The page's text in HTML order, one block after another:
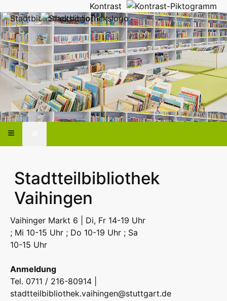
Kontrast
Stadtteilbibliothek
Vaihingen
Vaihinger Markt 6 | Di, Fr 14-19 Uhr
; Mi 10-15 Uhr ; Do 10-19 Uhr ; Sa
10-15 Uhr
Anmeldung
Tel. 0711 / 216-80914 |
stadtteilbibliothek.vaihingen@stuttgart.de